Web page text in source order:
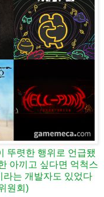
뚜렷한 행위로 언급됐
아끼고 싶다면 억척스
라는 개발자도 있었다
원회)